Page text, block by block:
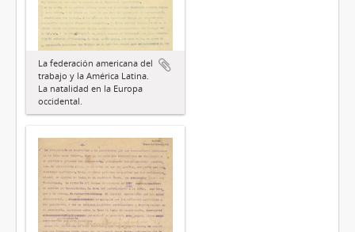
La federación americana del
trabajo y la América Latina.
La natalidad en la Europa
occidental.